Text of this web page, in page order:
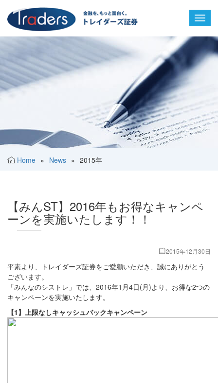
Home » News » 2015年
【みんST】2016年もお得なキャンペ
ーンを実施いたします！！
2015年12月30日
平素より、トレイダーズ証券をご愛顧いただき、誠にありがとう
ございます。
「みんなのシストレ」では、2016年1月4日(月)より、お得な2つの
キャンペーンを実施いたします。
【1】上限なしキャッシュバックキャンペーン